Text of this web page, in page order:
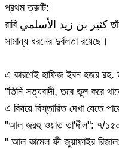
প্রথম ত্রুটি:
রাবি كثير بن زيد الأسلمي তাঁর বর্ণনা গ্রহণযোগ্য কিনা—সে ব্যাপারে হাদিসবিদদের মধ্যে মতভেদ রয়েছে। কেউ কেউ তাঁকে নির্ভরযোগ্য বলেছেন, তবে অধিকাংশ আলেম তাঁর বর্ণনাকে দুর্বল বলেছেন। সবচেয়ে সঠিক কথা হলো—তাঁর মধ্যে
সামান্য ধরনের দুর্বলতা রয়েছে।
"তিনি সত্যবাদী, তবে ভুল করে
এ বিষয়ে বিস্তারিত দেখা যেতে
"আল জরহু ওয়াত তা'দীল": ৭/
" আল কামেল ফী জুয়াফাইর